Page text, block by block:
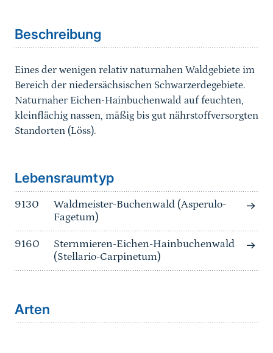
Beschreibung
Eines der wenigen relativ naturnahen Waldgebiete im
Bereich der niedersächsischen Schwarzerdegebiete.
Naturnaher Eichen-Hainbuchenwald auf feuchten,
kleinflächig nassen, mäßig bis gut nährstoffversorgten
Standorten (Löss).
Lebensraumtyp
9130
Waldmeister-Buchenwald (Asperulo-
Fagetum)
9160
Sternmieren-Eichen-Hainbuchenwald
(Stellario-Carpinetum)
Arten